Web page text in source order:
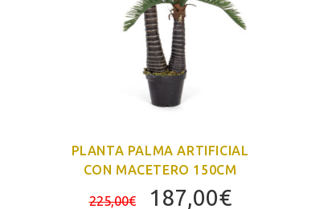
PLANTA PALMA ARTIFICIAL
CON MACETERO 150CM
225,00€
El
187,00€El